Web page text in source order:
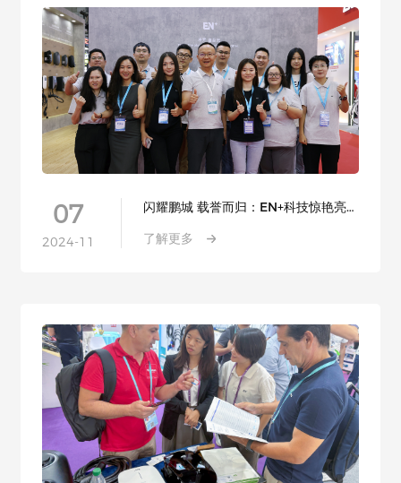
闪耀鹏城 载誉而归：EN+科技惊艳亮相
了解更多
07
2024-11